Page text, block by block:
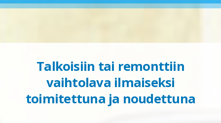
Talkoisiin tai remonttiin
vaihtolava ilmaiseksi
toimitettuna ja noudettuna